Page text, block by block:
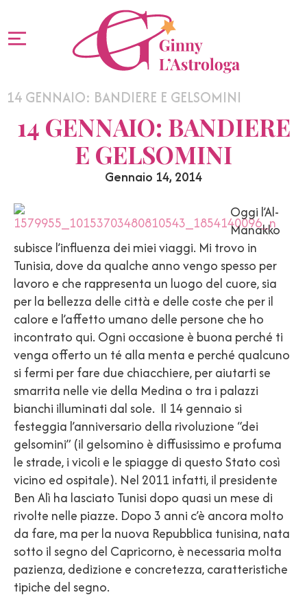
14 GENNAIO: BANDIERE E GELSOMINI
14 GENNAIO: BANDIERE
E GELSOMINI
Gennaio 14, 2014
Oggi l’Al-
Manakko
subisce l’influenza dei miei viaggi. Mi trovo in
Tunisia, dove da qualche anno vengo spesso per
lavoro e che rappresenta un luogo del cuore, sia
per la bellezza delle città e delle coste che per il
calore e l’affetto umano delle persone che ho
incontrato qui. Ogni occasione è buona perché ti
venga offerto un té alla menta e perché qualcuno
si fermi per fare due chiacchiere, per aiutarti se
smarrita nelle vie della Medina o tra i palazzi
bianchi illuminati dal sole. Il 14 gennaio si
festeggia l’anniversario della rivoluzione “dei
gelsomini” (il gelsomino è diffusissimo e profuma
le strade, i vicoli e le spiagge di questo Stato così
vicino ed ospitale). Nel 2011 infatti, il presidente
Ben Alì ha lasciato Tunisi dopo quasi un mese di
rivolte nelle piazze. Dopo 3 anni c’è ancora molto
da fare, ma per la nuova Repubblica tunisina, nata
sotto il segno del Capricorno, è necessaria molta
pazienza, dedizione e concretezza, caratteristiche
tipiche del segno.